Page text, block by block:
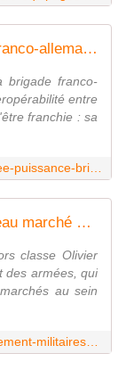
Montée en puissance de la brigade franco-allemande
brigade franco-
entre
franchie : sa
Habillement des militaires : un nouveau marché pour un équipement de haute qualité
classe Olivier
des armées, qui
au sein